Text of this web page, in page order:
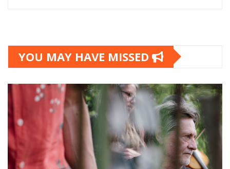
YOU MAY HAVE MISSED